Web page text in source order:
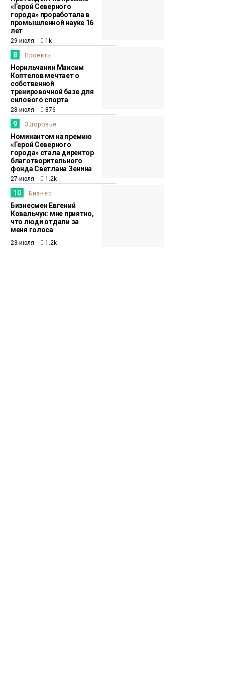
«Герой Северного
города» проработала в
промышленной науке 16
лет
29 июля 1k
8 Проекты
Норильчанин Максим
Коптелов мечтает о
собственной
тренировочной базе для
силового спорта
28 июля 876
9 Здоровье
Номинантом на премию
«Герой Северного
города» стала директор
благотворительного
фонда Светлана Зенина
27 июля 1.2k
10 Бизнес
Бизнесмен Евгений
Ковальчук: мне приятно,
что люди отдали за
меня голоса
23 июля 1.2k